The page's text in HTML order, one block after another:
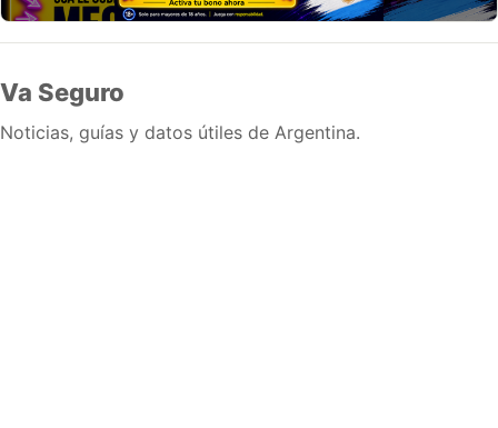
Va Seguro
Noticias, guías y datos útiles de Argentina.